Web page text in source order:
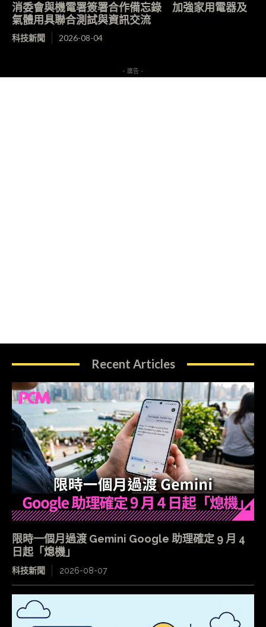
消委會與機電署簽署合作備忘錄 加強家用電器及
氣體用具聯合測試與資訊交流
科技新聞 2026-08-04
- 廣告 -
Recent Articles
限時一個月過渡 Gemini Google 助理確定 9 月 4
日起「熄機」
科技新聞 2026-08-07